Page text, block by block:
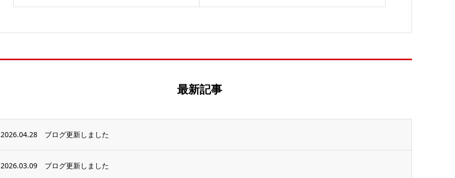
最新記事
2026.04.28 ブログ更新しました
2026.03.09 ブログ更新しました